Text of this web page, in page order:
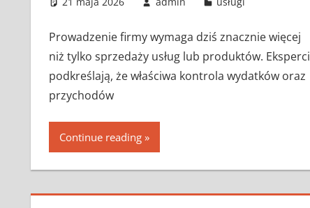
Prowadzenie firmy wymaga dziś znacznie więcej
niż tylko sprzedaży usług lub produktów. Eksperci
podkreślają, że właściwa kontrola wydatków oraz
przychodów
Continue reading